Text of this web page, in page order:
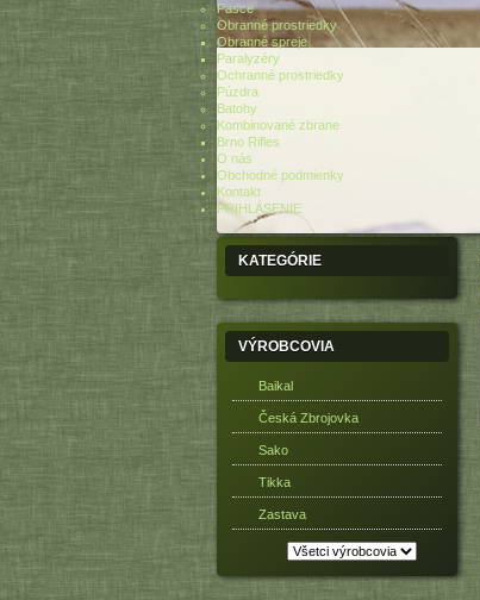
Pasce
Obranné prostriedky
Obranné spreje
Paralyzéry
Ochranné prostriedky
Púzdra
Batohy
Kombinované zbrane
Brno Rifles
O nás
Obchodné podmienky
Kontakt
PRIHLÁSENIE
KATEGÓRIE
VÝROBCOVIA
Baikal
Česká Zbrojovka
Sako
Tikka
Zastava